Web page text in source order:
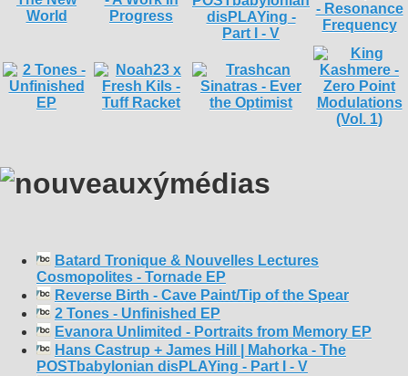
Batard Tronique & Nouvelles Lectures
Cosmopolites - Tornade EP
Reverse Birth - Cave Paint/Tip of the Spear
2 Tones - Unfinished EP
Evanora Unlimited - Portraits from Memory EP
Hans Castrup + James Hill | Mahorka - The
POSTbabylonian disPLAYing - Part I - V